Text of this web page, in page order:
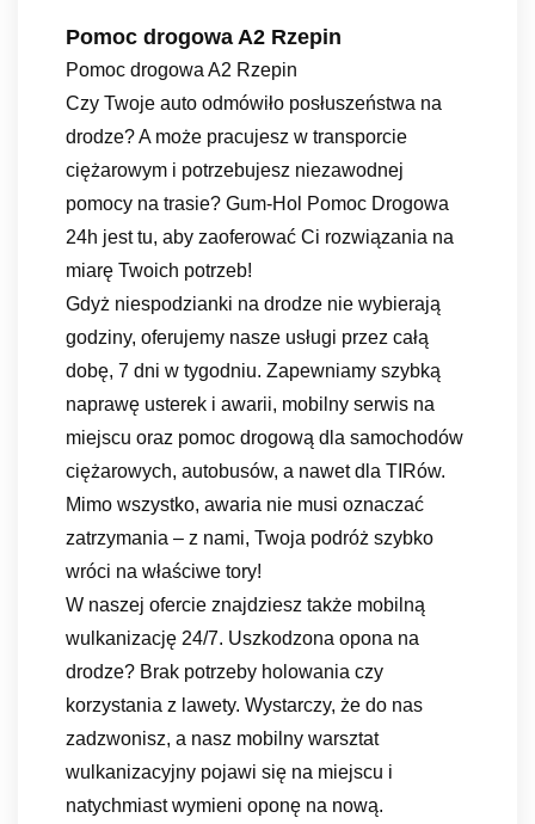
Pomoc drogowa A2 Rzepin
Pomoc drogowa A2 Rzepin
Czy Twoje auto odmówiło posłuszeństwa na
drodze? A może pracujesz w transporcie
ciężarowym i potrzebujesz niezawodnej
pomocy na trasie? Gum-Hol Pomoc Drogowa
24h jest tu, aby zaoferować Ci rozwiązania na
miarę Twoich potrzeb!
Gdyż niespodzianki na drodze nie wybierają
godziny, oferujemy nasze usługi przez całą
dobę, 7 dni w tygodniu. Zapewniamy szybką
naprawę usterek i awarii, mobilny serwis na
miejscu oraz pomoc drogową dla samochodów
ciężarowych, autobusów, a nawet dla TIRów.
Mimo wszystko, awaria nie musi oznaczać
zatrzymania – z nami, Twoja podróż szybko
wróci na właściwe tory!
W naszej ofercie znajdziesz także mobilną
wulkanizację 24/7. Uszkodzona opona na
drodze? Brak potrzeby holowania czy
korzystania z lawety. Wystarczy, że do nas
zadzwonisz, a nasz mobilny warsztat
wulkanizacyjny pojawi się na miejscu i
natychmiast wymieni oponę na nową.